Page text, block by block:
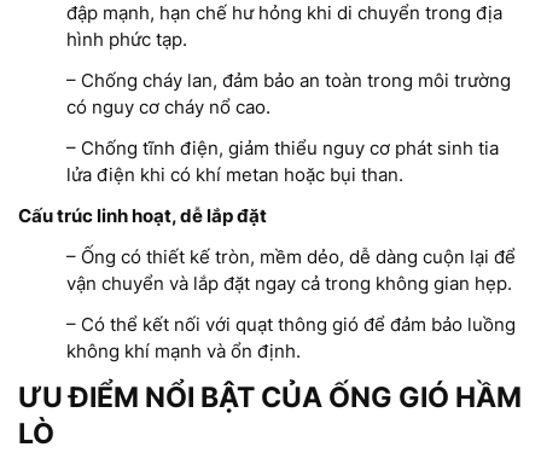
đập mạnh, hạn chế hư hỏng khi di chuyển trong địa
hình phức tạp.
– Chống cháy lan, đảm bảo an toàn trong môi trường
có nguy cơ cháy nổ cao.
– Chống tĩnh điện, giảm thiểu nguy cơ phát sinh tia
lửa điện khi có khí metan hoặc bụi than.
Cấu trúc linh hoạt, dễ lắp đặt
– Ống có thiết kế tròn, mềm dẻo, dễ dàng cuộn lại để
vận chuyển và lắp đặt ngay cả trong không gian hẹp.
– Có thể kết nối với quạt thông gió để đảm bảo luồng
không khí mạnh và ổn định.
ƯU ĐIỂM NỔI BẬT CỦA ỐNG GIÓ HẦM
LÒ